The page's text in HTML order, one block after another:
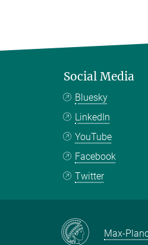
Social Media
Bluesky
LinkedIn
YouTube
Facebook
Twitter
Max-